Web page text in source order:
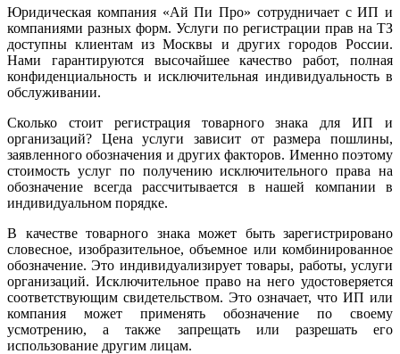
Юридическая компания «Ай Пи Про» сотрудничает с ИП и
компаниями разных форм. Услуги по регистрации прав на ТЗ
доступны клиентам из Москвы и других городов России.
Нами гарантируются высочайшее качество работ, полная
конфиденциальность и исключительная индивидуальность в
обслуживании.
Сколько стоит регистрация товарного знака для ИП и
организаций? Цена услуги зависит от размера пошлины,
заявленного обозначения и других факторов. Именно поэтому
стоимость услуг по получению исключительного права на
обозначение всегда рассчитывается в нашей компании в
индивидуальном порядке.
В качестве товарного знака может быть зарегистрировано
словесное, изобразительное, объемное или комбинированное
обозначение. Это индивидуализирует товары, работы, услуги
организаций. Исключительное право на него удостоверяется
соответствующим свидетельством. Это означает, что ИП или
компания может применять обозначение по своему
усмотрению, а также запрещать или разрешать его
использование другим лицам.